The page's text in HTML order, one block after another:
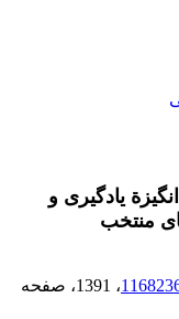
یادگیری و
منتخب
، 1391
، صفحه